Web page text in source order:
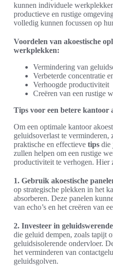
kunnen individuele
productieve en rustige
volledig kunnen focussen op
Voordelen van akoestische
werkplekken:
Vermindering van
Verbeterde concentratie
Verhoogde productiviteit
Creëren van een rustige
Tips voor een betere kantoor
Om een optimale kantoor
geluidsoverlast te verminderen,
praktische en effectieve tips die
zullen helpen om een rustige
productiviteit te verhogen. Hier
1. Gebruik akoestische
op strategische plekken in het
absorberen. Deze panelen
van echo’s en het creëren van
2. Investeer in
die geluid dempen, zoals tapijt
geluidsisolerende ondervloer.
het verminderen van
geluidsgolven.